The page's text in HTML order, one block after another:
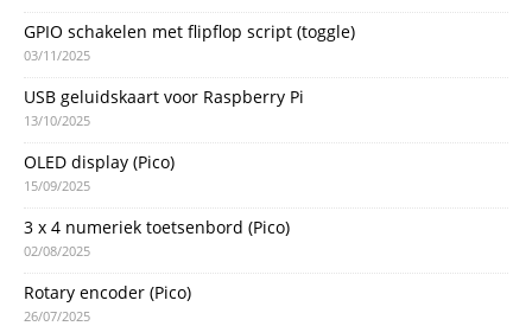
GPIO schakelen met flipflop script (toggle)
03/11/2025
USB geluidskaart voor Raspberry Pi
13/10/2025
OLED display (Pico)
15/09/2025
3 x 4 numeriek toetsenbord (Pico)
02/08/2025
Rotary encoder (Pico)
26/07/2025